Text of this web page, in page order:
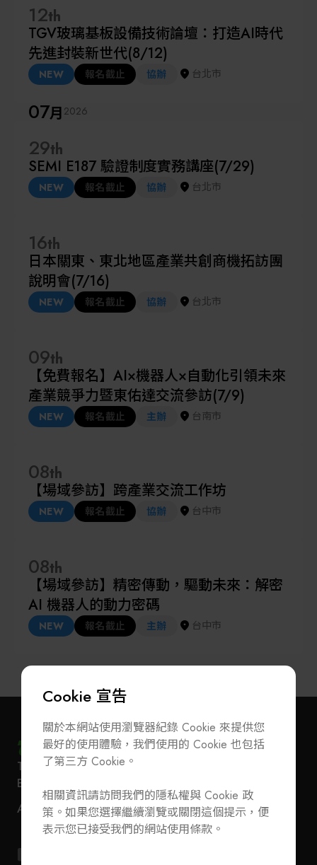
12th
TGV玻璃基板設備技術論壇：打造AI時代
先進封裝新世代(8/12)
NEW 報名截止 協辦 台北市
07月 2026
29th
SEMI E187 驗證制度實務講座(7/29)
NEW 報名截止 協辦 台北市
16th
日本關東、東北地區產業共創商機拓訪團
說明會(7/16)
NEW 報名截止 協辦 台北市
09th
【免費報名】AI×機器人×自動化引領未來
產業競爭力暨東佑達交流參訪(7/9)
NEW 報名截止 主辦 台南市
08th
【場域參訪】跨產業交流工作坊
NEW 報名截止 協辦 台中市
08th
【場域參訪】精密傳動，驅動未來：解密
AI 機器人的動力密碼
NEW 報名截止 主辦 台中市
T +886-2-27293933F+886-2-27293950
E-Mail
ADD
110 台北市信義路五段 5 號 3 樓 3E41 室（秘書處
地址）
Cookie 宣告
關於本網站使用瀏覽器紀錄 Cookie 來提供您
最好的使用體驗，我們使用的 Cookie 也包括
了第三方 Cookie。
相關資訊請訪問我們的隱私權與 Cookie 政
策。如果您選擇繼續瀏覽或關閉這個提示，便
表示您已接受我們的網站使用條款。
聯絡我們
T+886-2-27293933F+886-2-27293950